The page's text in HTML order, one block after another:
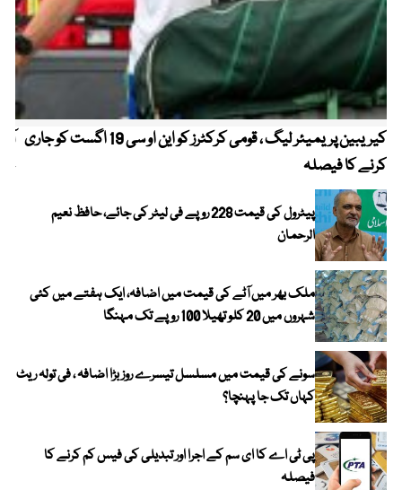
کیریبین پریمیئر لیگ ، قومی کرکٹرز کو این او سی 19 اگست کو جاری
کرنے کا فیصلہ
پیٹرول کی قیمت 228 روپے فی لیٹر کی جائے، حافظ نعیم
الرحمان
ملک بھر میں آٹے کی قیمت میں اضافہ، ایک ہفتے میں کئی
شہروں میں 20 کلو تھیلا 100 روپے تک مہنگا
سونے کی قیمت میں مسلسل تیسرے روز بڑا اضافہ ، فی تولہ ریٹ
کہاں تک جا پہنچا؟
پی ٹی اے کا ای سم کے اجرا اور تبدیلی کی فیس کم کرنے کا
فیصلہ